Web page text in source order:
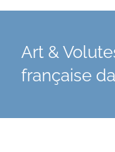
Art &
française